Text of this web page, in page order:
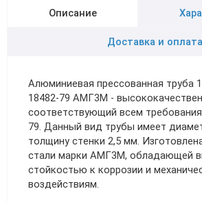
Описание
Доставка и оплата
Алюминиевая прессованная труба
18482-79 АМГ3М -
соответствующий всем
79. Данный вид трубы имеет
толщину стенки 2,5 мм.
стали марки АМГ3М, обладающей
стойкостью к коррозии и
воздействиям.